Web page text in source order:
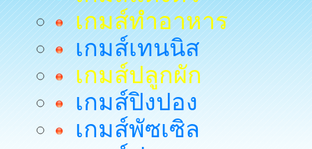
เกมส์ทำอาหาร
เกมส์เทนนิส
เกมส์ปลูกผัก
เกมส์ปิงปอง
เกมส์พัซเซิล